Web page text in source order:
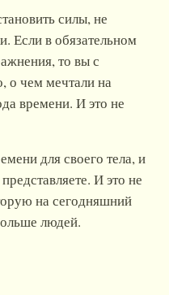
силы, не
Если в обязательном
то вы с
о чем мечтали на
времени. И это не
для своего тела, и
И это не
на сегодняшний
людей.